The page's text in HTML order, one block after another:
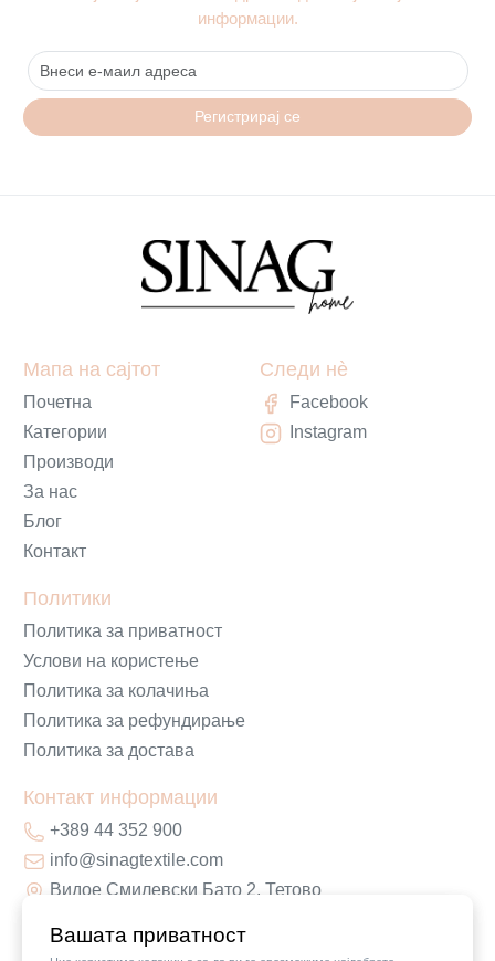
Вашата приватност
информации.
Регистрирај се
Мапа на сајтот
Почетна
Категории
Производи
За нас
Блог
Контакт
Политики
Политика за приватност
Услови на користење
Политика за колачиња
Политика за рефундирање
Политика за достава
Контакт информации
+389 44 352 900
info@sinagtextile.com
Видое Смилевски Бато 2, Тетово
Следи нè
Facebook
Instagram